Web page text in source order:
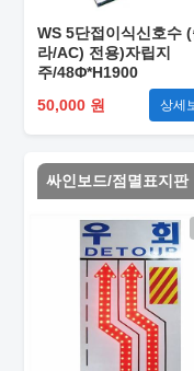
WS 5단접이식신호수
라/AC) 전용)자립지
주/48Φ*H1900
50,000 원
상세
싸인보드/점멸표지판